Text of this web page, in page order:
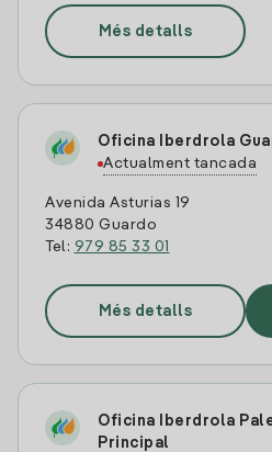
Més detalls
Oficina Iberdrola
Actualment tancada
Avenida Asturias 19
34880 Guardo
Tel: 979 85 33 01
Més detalls
Oficina Iberdrola
Principal